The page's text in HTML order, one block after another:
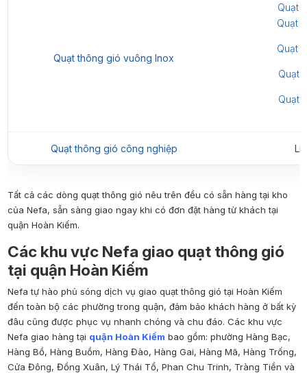
Quạt thông gió vuông Inox
Quạt
Quạt
Quạt
Quạt
Quạt
Quạt thông gió công nghiệp
Tất cả các dòng quạt thông gió nêu trên đều có sẵn hàng tại kho
của Nefa, sẵn sàng giao ngay khi có đơn đặt hàng từ khách tại
quận Hoàn Kiếm.
Các khu vực Nefa giao quạt thông gió
tại quận Hoàn Kiếm
Nefa tự hào phủ sóng dịch vụ giao quạt thông gió tại Hoàn Kiếm
đến toàn bộ các phường trong quận, đảm bảo khách hàng ở bất kỳ
đâu cũng được phục vụ nhanh chóng và chu đáo. Các khu vực
Nefa giao hàng tại quận Hoàn Kiếm bao gồm: phường Hàng Bạc,
Hàng Bồ, Hàng Buồm, Hàng Đào, Hàng Gai, Hàng Mã, Hàng Trống,
Cửa Đông, Đồng Xuân, Lý Thái Tổ, Phan Chu Trinh, Tràng Tiền và